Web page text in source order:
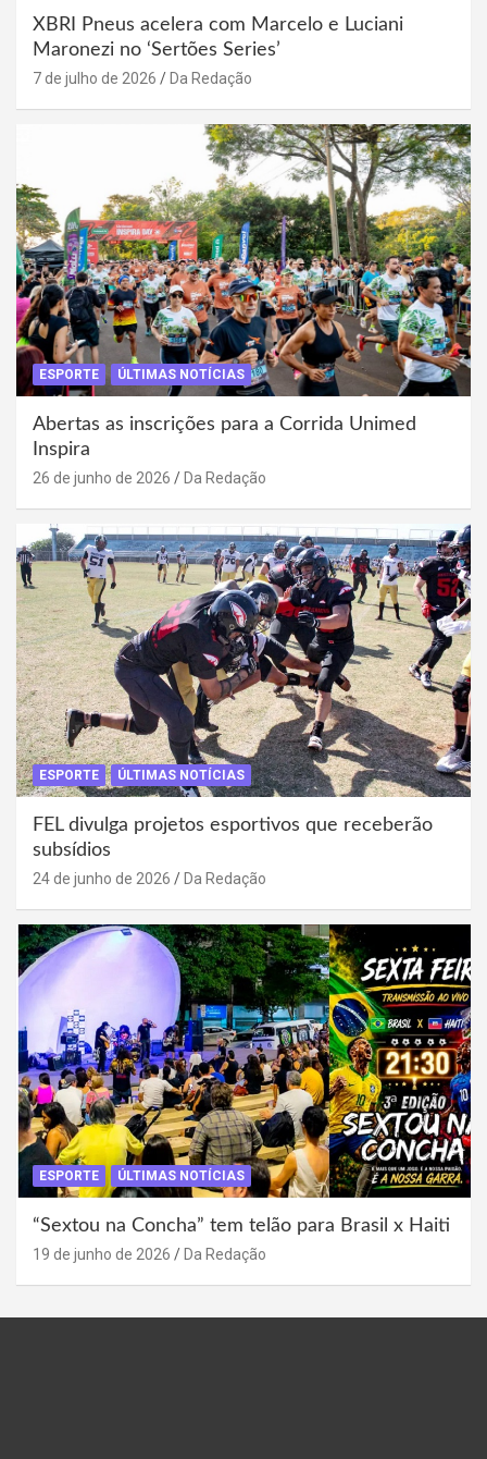
XBRI Pneus acelera com Marcelo e Luciani
Maronezi no ‘Sertões Series’
7 de julho de 2026 Da Redação
ESPORTE ÚLTIMAS NOTÍCIAS
Abertas as inscrições para a Corrida Unimed
Inspira
26 de junho de 2026 Da Redação
ESPORTE ÚLTIMAS NOTÍCIAS
FEL divulga projetos esportivos que receberão
subsídios
24 de junho de 2026 Da Redação
ESPORTE ÚLTIMAS NOTÍCIAS
“Sextou na Concha” tem telão para Brasil x Haiti
19 de junho de 2026 Da Redação